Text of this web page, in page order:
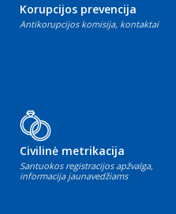
Korupcijos prevencija
Antikorupcijos komisija, kontaktai
Civilinė metrikacija
Santuokos registracijos apžvalga,
informacija jaunavedžiams